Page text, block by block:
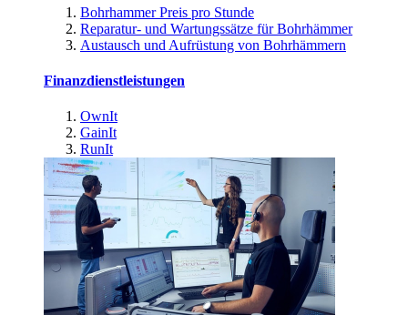
Bohrhammer Preis pro Stunde
Reparatur- und Wartungssätze für Bohrhämmer
Austausch und Aufrüstung von Bohrhämmern
Finanzdienstleistungen
OwnIt
GainIt
RunIt